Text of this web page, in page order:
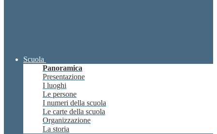
Scuola
Panoramica
Presentazione
I luoghi
Le persone
I numeri della scuola
Le carte della scuola
Organizzazione
La storia